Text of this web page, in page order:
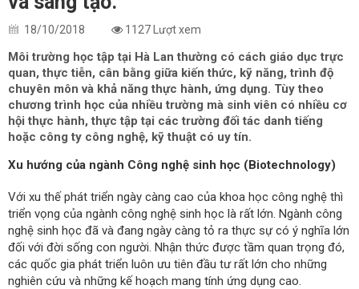
18/10/2018 1127 Lượt xem
Môi trường học tập tại Hà Lan thường có cách giáo dục trực
quan, thực tiễn, cân bằng giữa kiến thức, kỹ năng, trình độ
chuyên môn và khả năng thực hành, ứng dụng. Tùy theo
chương trình học của nhiều trường mà sinh viên có nhiều cơ
hội thực hành, thực tập tại các trường đối tác danh tiếng
hoặc công ty công nghệ, kỹ thuật có uy tín.
Xu hướng của ngành Công nghệ sinh học (Biotechnology)
Với xu thế phát triển ngày càng cao của khoa học công nghệ thì
triển vọng của ngành công nghệ sinh học là rất lớn. Ngành công
nghệ sinh học đã và đang ngày càng tỏ ra thực sự có ý nghĩa lớn
đối với đời sống con người. Nhận thức được tầm quan trọng đó,
các quốc gia phát triển luôn ưu tiên đầu tư rất lớn cho những
nghiên cứu và những kế hoạch mang tính ứng dụng cao.